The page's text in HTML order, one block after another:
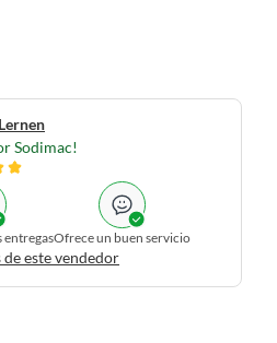
Lernen
Sodimac!
entregasOfrece un buen servicio
este vendedor